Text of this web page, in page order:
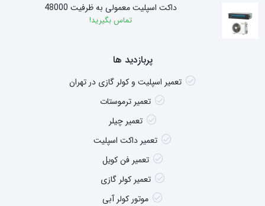
داکت اسپلیت معمولی به ظرفیت 48000
تماس بگیرید!
پربازدید ها
تعمیر اسپلیت و کولر گازی در تهران
تعمیر ترموستات
تعمیر چیلر
تعمیر داکت اسپلیت
تعمیر فن کویل
تعمیر کولر گازی
موتور کولر آبی